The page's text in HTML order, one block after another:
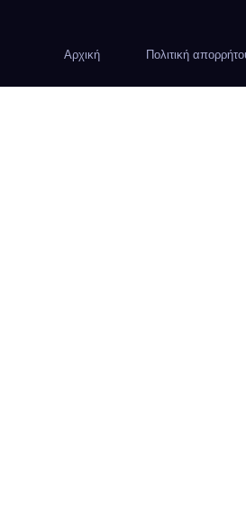
Αρχική Πολιτική